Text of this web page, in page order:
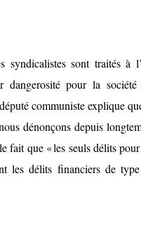
syndicalistes sont traités à
dangerosité pour la
communiste explique
dénonçons depuis
fait que « les seuls délits
les délits financiers de